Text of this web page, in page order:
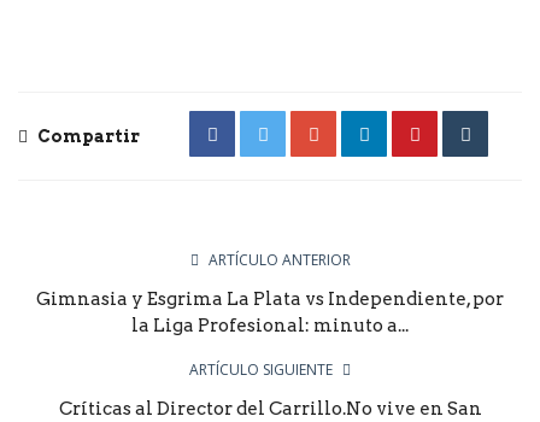
Compartir
ARTÍCULO ANTERIOR
Gimnasia y Esgrima La Plata vs Independiente, por
la Liga Profesional: minuto a...
ARTÍCULO SIGUIENTE
Críticas al Director del Carrillo.No vive en San